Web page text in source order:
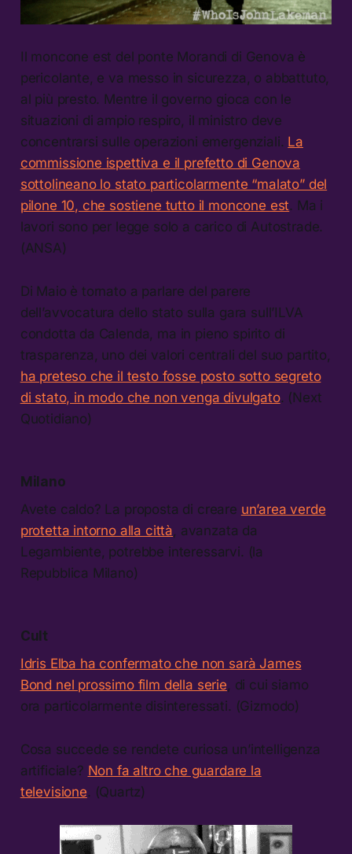
Il moncone est del ponte Morandi di Genova è
pericolante, e va messo in sicurezza, o abbattuto,
al più presto. Mentre il governo gioca con le
situazioni di ampio respiro, il ministro deve
concentrarsi sulle operazioni emergenziali. La
commissione ispettiva e il prefetto di Genova
sottolineano lo stato particolarmente “malato” del
pilone 10, che sostiene tutto il moncone est. Ma i
lavori sono per legge solo a carico di Autostrade.
(ANSA)
Di Maio è tornato a parlare del parere
dell’avvocatura dello stato sulla gara sull’ILVA
condotta da Calenda, ma in pieno spirito di
trasparenza, uno dei valori centrali del suo partito,
ha preteso che il testo fosse posto sotto segreto
di stato, in modo che non venga divulgato. (Next
Quotidiano)
Milano
Avete caldo? La proposta di creare un’area verde
protetta intorno alla città , avanzata da
Legambiente, potrebbe interessarvi. (la
Repubblica Milano)
Cult
Idris Elba ha confermato che non sarà James
Bond nel prossimo film della serie , di cui siamo
ora particolarmente disinteressati. (Gizmodo)
Cosa succede se rendete curiosa un’intelligenza
artificiale? Non fa altro che guardare la
televisione. (Quartz)